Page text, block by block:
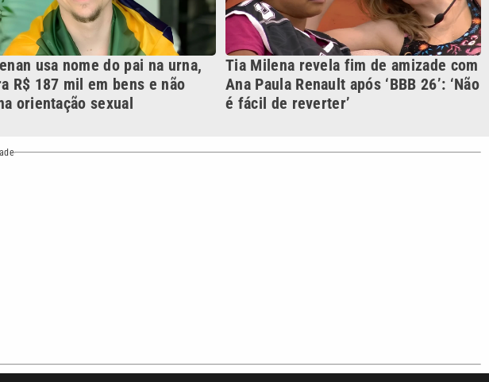
NOS SIGA NAS REDES